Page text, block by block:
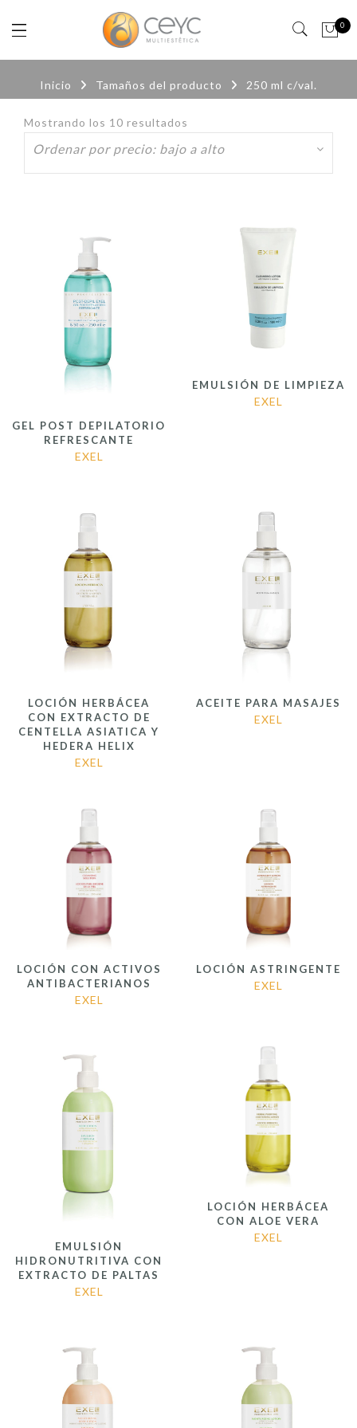
0
Inicio Tamaños del producto 250 ml c/val.
Mostrando los 10 resultados
Ordenado
por
precio:
GEL POST DEPILATORIO
REFRESCANTE
EXEL
EMULSIÓN DE LIMPIEZA
EXEL
LOCIÓN HERBÁCEA
CON EXTRACTO DE
CENTELLA ASIATICA Y
HEDERA HELIX
EXEL
ACEITE PARA MASAJES
EXEL
LOCIÓN CON ACTIVOS
ANTIBACTERIANOS
EXEL
LOCIÓN ASTRINGENTE
EXEL
EMULSIÓN
HIDRONUTRITIVA CON
EXTRACTO DE PALTAS
EXEL
LOCIÓN HERBÁCEA
CON ALOE VERA
EXEL